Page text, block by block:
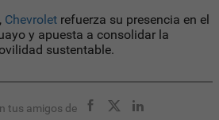
Chevrolet refuerza su presencia en el
y apuesta a consolidar la
sustentable.
tus amigos de